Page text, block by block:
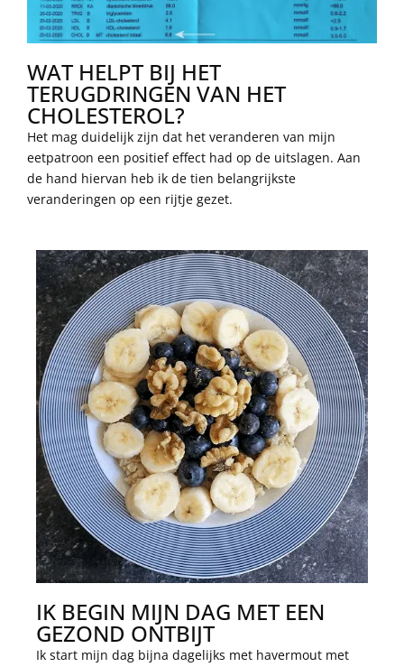
WAT HELPT BIJ HET
TERUGDRINGEN VAN HET
CHOLESTEROL?
Het mag duidelijk zijn dat het veranderen van mijn
eetpatroon een positief effect had op de uitslagen. Aan
de hand hiervan heb ik de tien belangrijkste
veranderingen op een rijtje gezet.
IK BEGIN MIJN DAG MET EEN
GEZOND ONTBIJT
Ik start mijn dag bijna dagelijks met havermout met